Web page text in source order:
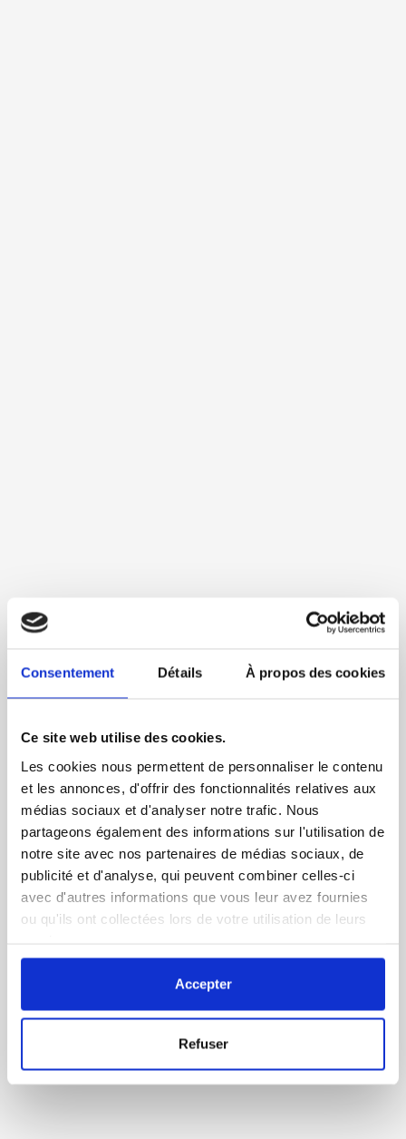
Consentement Détails À propos des cookies
Ce site web utilise des cookies.
Les cookies nous permettent de personnaliser le contenu
et les annonces, d'offrir des fonctionnalités relatives aux
médias sociaux et d'analyser notre trafic. Nous
partageons également des informations sur l'utilisation de
notre site avec nos partenaires de médias sociaux, de
publicité et d'analyse, qui peuvent combiner celles-ci
avec d'autres informations que vous leur avez fournies
ou qu'ils ont collectées lors de votre utilisation de leurs
Accepter
Refuser